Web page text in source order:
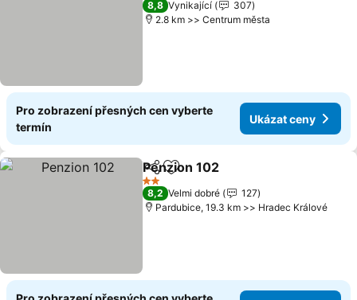
8,8 Vynikající
307
2.8 km >> Centrum města
Pro zobrazení přesných cen vyberte
termín
Ukázat ceny
SdíletPřidat na seznam oblíbených
Penzion 102
2 Počet hvězdiček
8,2 Velmi dobré
127
Pardubice, 19.3 km >> Hradec Králové